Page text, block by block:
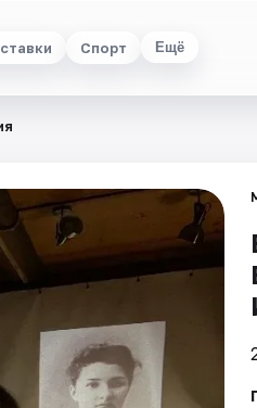
Спорт Ещё